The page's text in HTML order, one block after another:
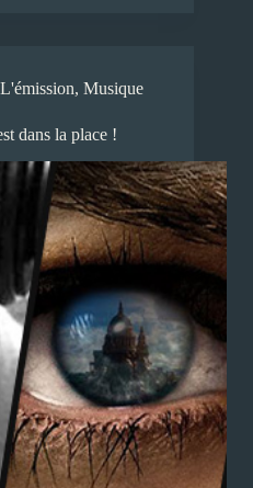
L'émission, Musique
dans la place !